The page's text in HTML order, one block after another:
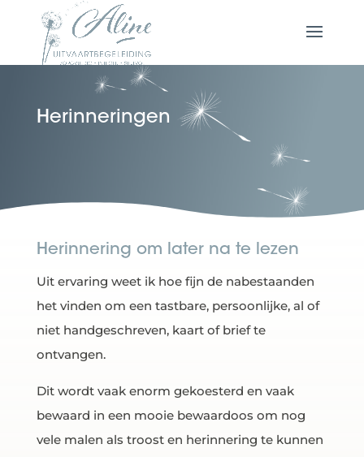
Herinneringen
Herinnering om later na te lezen
Uit ervaring weet ik hoe fijn de nabestaanden
het vinden om een tastbare, persoonlijke, al of
niet handgeschreven, kaart of brief te
ontvangen.
Dit wordt vaak enorm gekoesterd en vaak
bewaard in een mooie bewaardoos om nog
vele malen als troost en herinnering te kunnen